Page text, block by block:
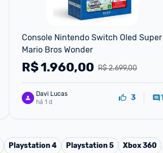
Console Nintendo Switch Oled Super
Mario Bros Wonder
R$ 2.699,00
R$1.960,00
Davi Lucas
há 1 d
3 1
Playstation 4 Playstation 5 Xbox 360